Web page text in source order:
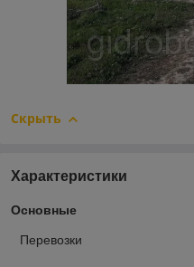
Скрыть
Характеристики
Основные
Перевозки